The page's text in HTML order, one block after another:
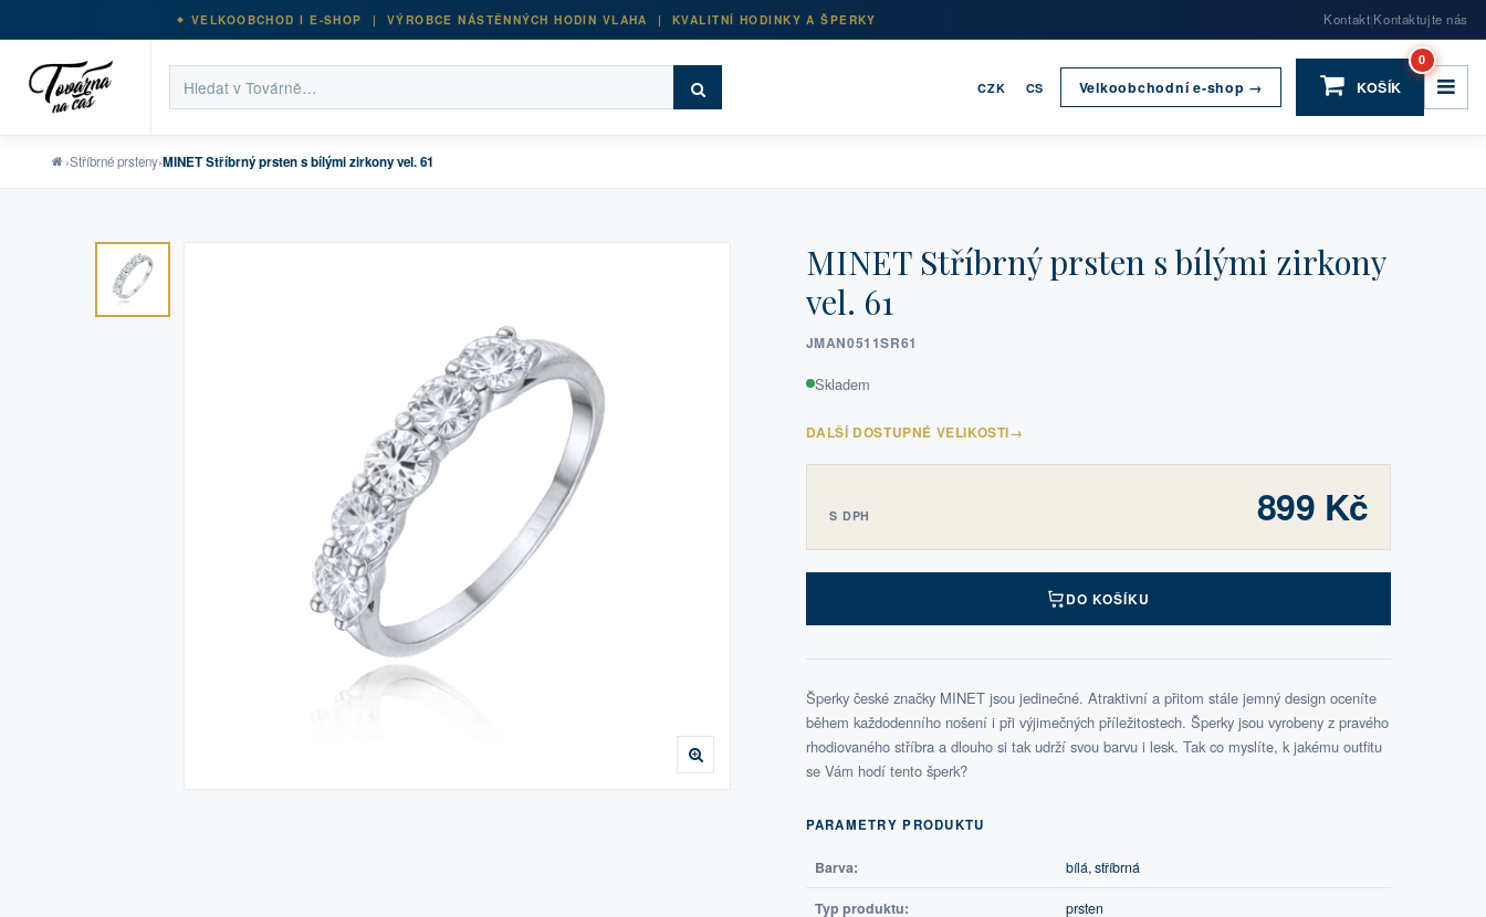
VELKOOBCHOD I E-SHOP | VÝROBCE NÁSTĚNNÝCH HODIN VLAHA | KVALITNÍ HODINKY A ŠPERKY Kontakt|Kontaktujte nás
CZK CS Velkoobchodní e-shop → KOŠÍK
0
›Stříbrné prsteny›MINET Stříbrný prsten s bílými zirkony vel. 61
MINET Stříbrný prsten s bílými zirkony
vel. 61
JMAN0511SR61
Skladem
DALŠÍ DOSTUPNÉ VELIKOSTI→
S DPH 899 Kč
DO KOŠÍKU
Šperky české značky MINET jsou jedinečné. Atraktivní a přitom stále jemný design oceníte
během každodenního nošení i při výjimečných příležitostech. Šperky jsou vyrobeny z pravého
rhodiovaného stříbra a dlouho si tak udrží svou barvu i lesk. Tak co myslíte, k jakému outfitu
se Vám hodí tento šperk?
PARAMETRY PRODUKTU
Barva: bílá, stříbrná
Typ produktu: prsten